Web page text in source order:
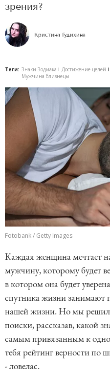
зрения?
Кристина Гудихина
Теги: Знаки Зодиака Достижение целей
Мужчина близнецы
Fotobank / Getty Images
Каждая женщина мечтает
мужчину, которому будет
в котором она будет
спутника жизни занимают
нашей жизни. Но мы
поиски, рассказав, какой
самым привязанным к
тебя рейтинг верности по
- ловелас.